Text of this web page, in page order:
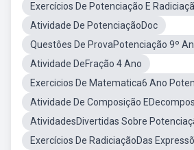
Exercícios De Potenciação E
Atividade De PotenciaçãoDoc
Questôes De ProvaPotenciação 9º
Atividade DeFração 4 Ano
Exercicios De Matematica6 Ano
Atividade De Composição
AtividadesDivertidas Sobre
Exercícios De RadiciaçãoDas